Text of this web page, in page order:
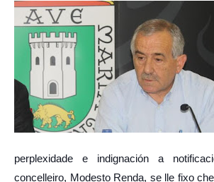
perplexidade e indignación a
concelleiro, Modesto Renda, se lle fixo